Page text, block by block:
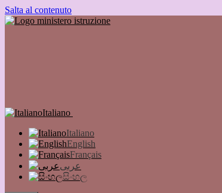
Salta al contenuto
Italiano
Italiano
English
Français
عربى
සිංහල